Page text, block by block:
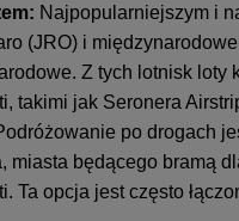
Najpopularniejszym i
(JRO) i
Z tych lotnisk loty
takimi jak Seronera
po drogach
miasta będącego bramą
Ta opcja jest często